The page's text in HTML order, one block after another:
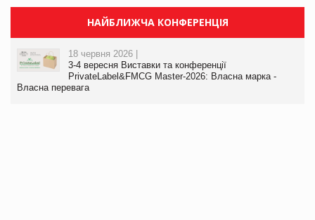
НАЙБЛИЖЧА КОНФЕРЕНЦІЯ
18 червня 2026 |
3-4 вересня Виставки та конференції
PrivateLabel&FMCG Master-2026: Власна марка -
Власна перевага